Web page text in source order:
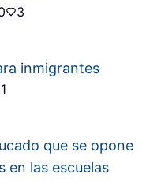
3
inmigrantes
1
que se opone
en las escuelas